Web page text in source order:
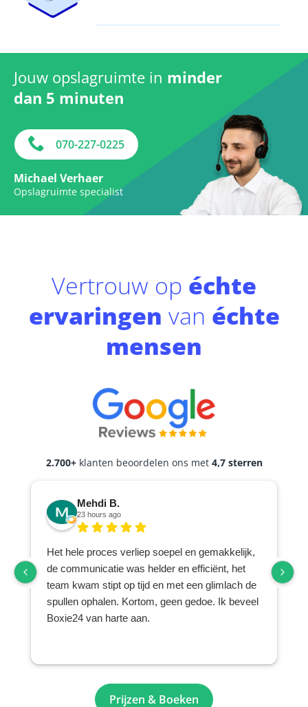
Jouw opslagruimte in minder
dan 5 minuten
070-227-0225
Michael Verhaer
Opslagruimte specialist
Vertrouw op échte
ervaringen van échte
mensen
2.700+klanten beoordelen ons met 4,7 sterren
Mehdi B.
23 hours ago
Het hele proces verliep soepel en gemakkelijk,
de communicatie was helder en efficiënt, het
team kwam stipt op tijd en met een glimlach de
spullen ophalen. Kortom, geen gedoe. Ik beveel
Boxie24 van harte aan.
Prijzen & Boeken